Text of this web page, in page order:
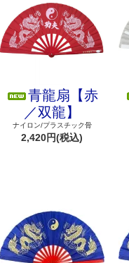
青龍扇【赤
／双龍】
ナイロン/プラスチック骨
2,420円(税込)